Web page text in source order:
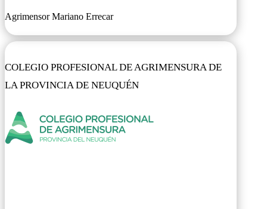
Agrimensor Mariano Errecar
COLEGIO PROFESIONAL DE AGRIMENSURA DE
LA PROVINCIA DE NEUQUÉN